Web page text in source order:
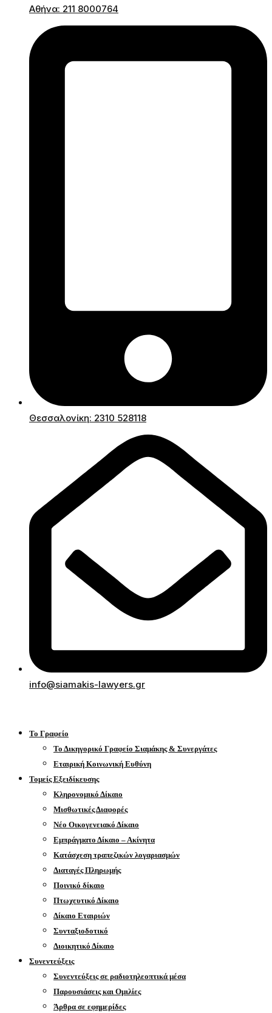
Αθήνα: 211 8000764
Θεσσαλονίκη: 2310 528118
info@siamakis-lawyers.gr
Το Γραφείο
Το Δικηγορικό Γραφείο Σιαμάκης & Συνεργάτες
Εταιρική Κοινωνική Ευθύνη
Τομείς Εξειδίκευσης
Κληρονομικό Δίκαιο
Μισθωτικές Διαφορές
Νέο Οικογενειακό Δίκαιο
Εμπράγματο Δίκαιο – Ακίνητα
Κατάσχεση τραπεζικών λογαριασμών
Διαταγές Πληρωμής
Ποινικό δίκαιο
Πτωχευτικό Δίκαιο
Δίκαιο Εταιριών
Συνταξιοδοτικό
Διοικητικό Δίκαιο
Συνεντεύξεις
Συνεντεύξεις σε ραδιοτηλεοπτικά μέσα
Παρουσιάσεις και Ομιλίες
Άρθρα σε εφημερίδες